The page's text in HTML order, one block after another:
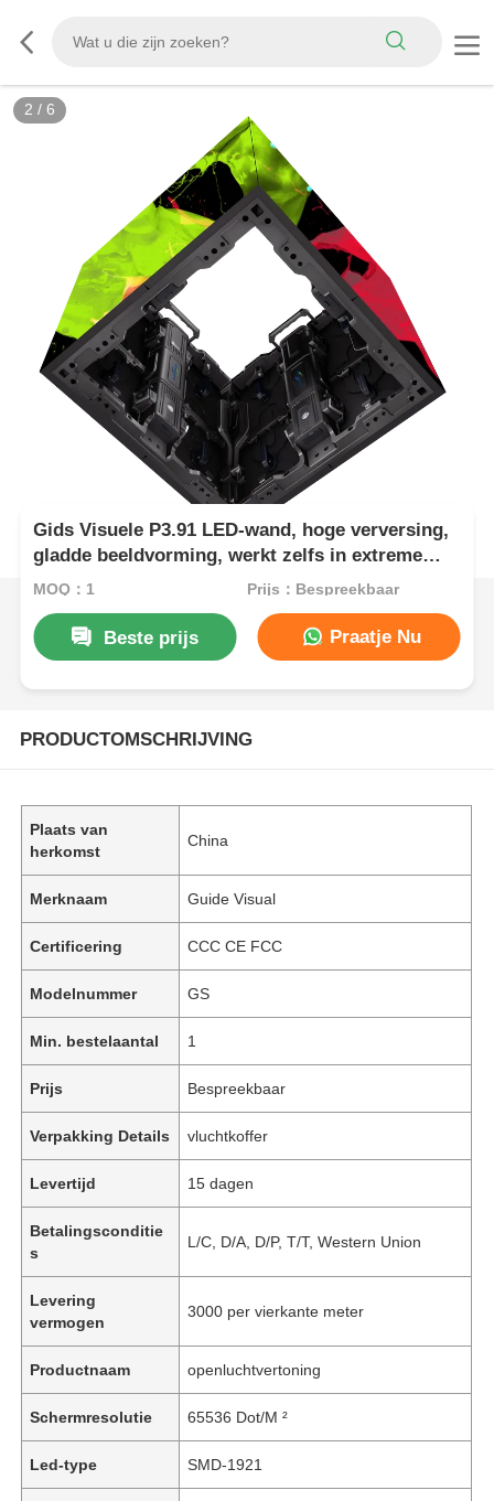
2 / 6
Gids Visuele P3.91 LED-wand, hoge verversing,
gladde beeldvorming, werkt zelfs in extreme
hitte, klaar voor het podium
MOQ：1 Prijs：Bespreekbaar
Beste prijs Praatje Nu
PRODUCTOMSCHRIJVING
Plaats van
herkomst
China
Merknaam Guide Visual
Certificering CCC CE FCC
Modelnummer GS
Min. bestelaantal 1
Prijs Bespreekbaar
Verpakking Details vluchtkoffer
Levertijd 15 dagen
Betalingsconditie
s
L/C, D/A, D/P, T/T, Western Union
Levering
vermogen
3000 per vierkante meter
Productnaam openluchtvertoning
Schermresolutie 65536 Dot/M ²
Led-type SMD-1921